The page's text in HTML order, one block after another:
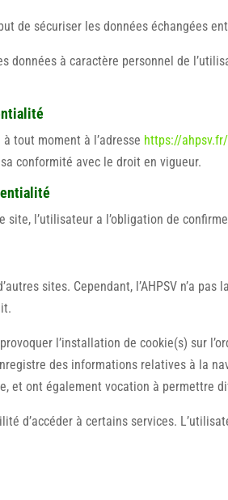
de sécuriser les données échangées
données à caractère personnel de
tout moment à l’adresse https://
conformité avec le droit en vigueur.
site, l’utilisateur a l’obligation de
sites. Cependant, l’AHPSV n’a
l’installation de cookie(s) sur
des informations relatives à la
ont également vocation à permettre
d’accéder à certains services.